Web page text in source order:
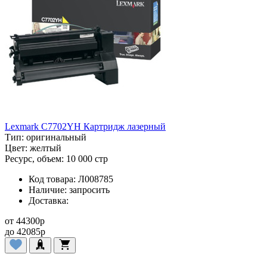
Lexmark C7702YH Картридж лазерный
Тип: оригинальный
Цвет: желтый
Ресурс, объем: 10 000 стр
Код товара: Л008785
Наличие: запросить
Доставка:
от 44300p
до 42085p